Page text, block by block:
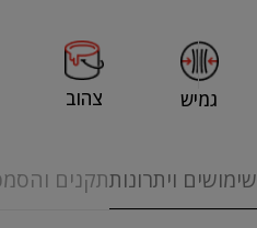
גמיש צהוב
שימושים ויתרונותתקנים